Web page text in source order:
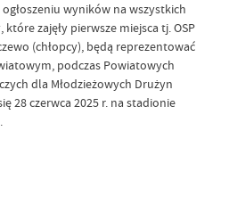
wyników na wszystkich
zajęły pierwsze miejsca tj. OSP
(chłopcy), będą reprezentować
podczas Powiatowych
dla Młodzieżowych Drużyn
28 czerwca 2025 r. na stadionie